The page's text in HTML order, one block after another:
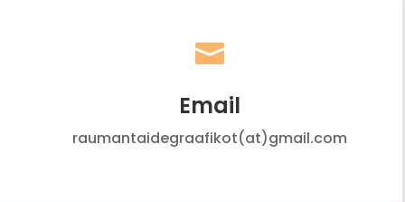

Email
raumantaidegraafikot(at)gmail.com